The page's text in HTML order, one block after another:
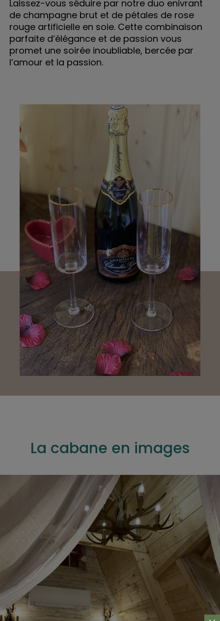
Laissez-vous séduire par notre duo enivrant
de champagne brut et de pétales de rose
rouge artificielle en soie. Cette combinaison
parfaite d’élégance et de passion vous
promet une soirée inoubliable, bercée par
l’amour et la passion.
La cabane en images